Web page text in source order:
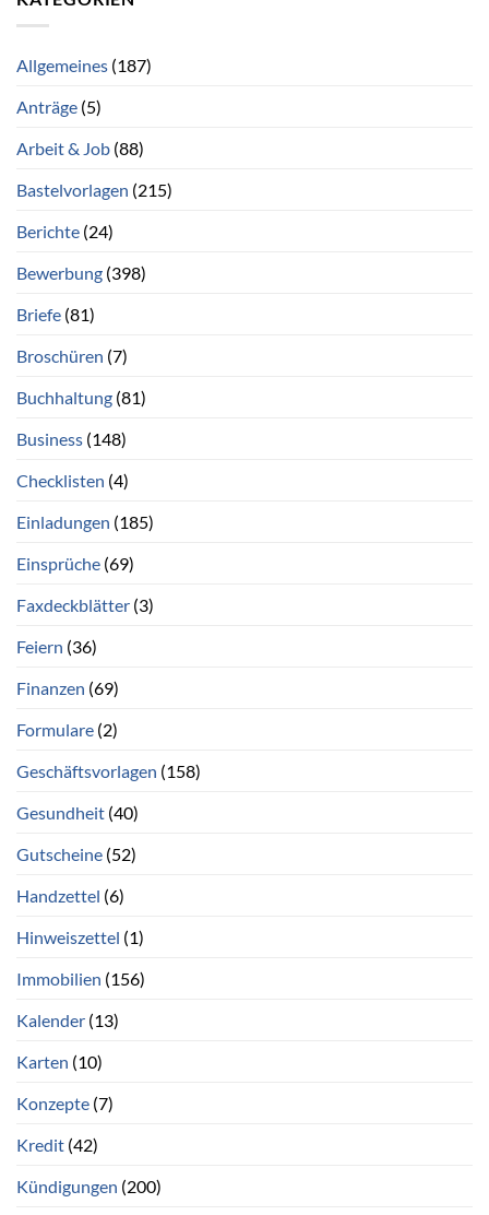
Allgemeines (187)
Anträge (5)
Arbeit & Job (88)
Bastelvorlagen (215)
Berichte (24)
Bewerbung (398)
Briefe (81)
Broschüren (7)
Buchhaltung (81)
Business (148)
Checklisten (4)
Einladungen (185)
Einsprüche (69)
Faxdeckblätter (3)
Feiern (36)
Finanzen (69)
Formulare (2)
Geschäftsvorlagen (158)
Gesundheit (40)
Gutscheine (52)
Handzettel (6)
Hinweiszettel (1)
Immobilien (156)
Kalender (13)
Karten (10)
Konzepte (7)
Kredit (42)
Kündigungen (200)